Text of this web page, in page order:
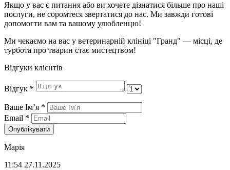
Якщо у вас є питання або ви хочете дізнатися більше про наші
послуги, не соромтеся звертатися до нас. Ми завжди готові
допомогти вам та вашому улюбленцю!
Ми чекаємо на вас у ветеринарній клініці "Гранд" — місці, де
турбота про тварин стає мистецтвом!
Відгуки клієнтів
Відгук *
Ваше Імʼя *
Email *
Опублікувати
Марія
11:54 27.11.2025